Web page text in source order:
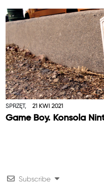
SPRZĘT, 21 KWI 2021
Game Boy. Konsola
Subscribe